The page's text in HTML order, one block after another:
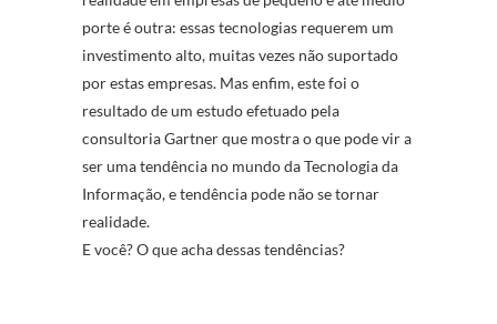
porte é outra: essas tecnologias requerem um
investimento alto, muitas vezes não suportado
por estas empresas. Mas enfim, este foi o
resultado de um estudo efetuado pela
consultoria Gartner que mostra o que pode vir a
ser uma tendência no mundo da Tecnologia da
Informação, e tendência pode não se tornar
realidade.
E você? O que acha dessas tendências?